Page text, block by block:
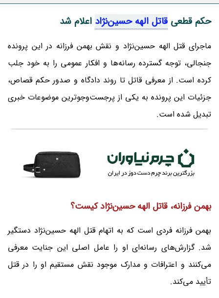
حکم قطعی قاتل الهه حسین‌نژاد اعلام شد
ماجرای قتل الهه حسین‌نژاد و نقش بهمن فرزانه در این پرونده
جنجالی، توجه گسترده رسانه‌ها و افکار عمومی را به خود جلب
کرده است. از معرفی قاتل تا روند دادگاه و صدور حکم قصاص،
جزئیات این پرونده به یکی از پرجست‌وجوترین موضوعات خبری
تبدیل شده است.
بهمن فرزانه، قاتل الهه حسین‌نژاد کیست؟
بهمن فرزانه فردی است که به اتهام قتل الهه حسین‌نژاد دستگیر
شد. گزارش‌های رسانه‌ای او را عامل اصلی این جنایت معرفی
می‌کنند و اعترافات و مدارک موجود نقش مستقیم او را در قتل
تأیید می‌کند.